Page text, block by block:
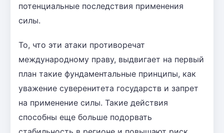
потенциальные последствия применения
силы.
То, что эти атаки противоречат
международному праву, выдвигает на первый
план такие фундаментальные принципы, как
уважение суверенитета государств и запрет
на применение силы. Такие действия
способны еще больше подорвать